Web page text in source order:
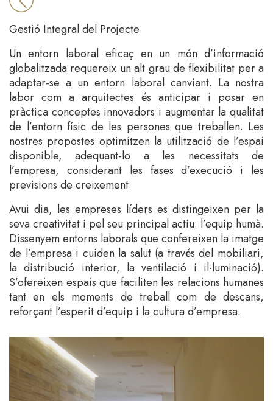
Gestió Integral del Projecte
Un entorn laboral eficaç en un món d’informació
globalitzada requereix un alt grau de flexibilitat per a
adaptar-se a un entorn laboral canviant. La nostra
labor com a arquitectes és anticipar i posar en
pràctica conceptes innovadors i augmentar la qualitat
de l’entorn físic de les persones que treballen. Les
nostres propostes optimitzen la utilització de l’espai
disponible, adequant-lo a les necessitats de
l’empresa, considerant les fases d’execució i les
previsions de creixement.
Avui dia, les empreses líders es distingeixen per la
seva creativitat i pel seu principal actiu: l’equip humà.
Dissenyem entorns laborals que confereixen la imatge
de l’empresa i cuiden la salut (a través del mobiliari,
la distribució interior, la ventilació i il·luminació).
S’ofereixen espais que faciliten les relacions humanes
tant en els moments de treball com de descans,
reforçant l’esperit d’equip i la cultura d’empresa.